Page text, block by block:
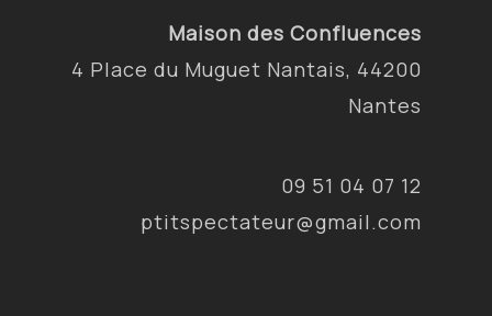
Maison des Confluences
4 Place du Muguet Nantais, 44200
Nantes
09 51 04 07 12
ptitspectateur@gmail.com